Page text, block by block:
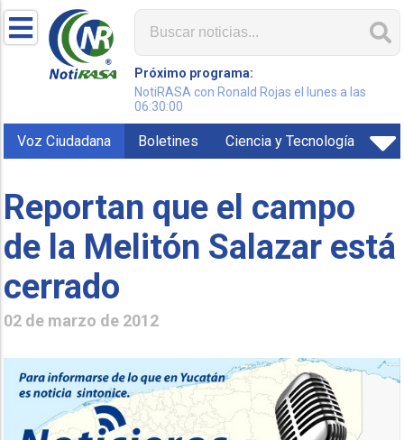
Próximo programa:
NotiRASA con Ronald Rojas el lunes a las
06:30:00
Voz Ciudadana Boletines Ciencia y Tecnología
Reportan que el campo
de la Melitón Salazar está
cerrado
02 de marzo de 2012